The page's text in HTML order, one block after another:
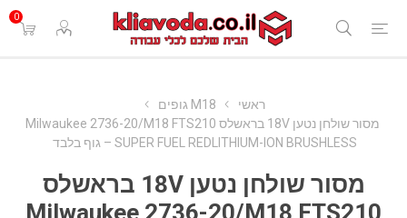
0
ראשי
M18 גופים
מסור שולחן נטען 18V בראשלס Milwaukee 2736-20/M18 FTS210
SUPER FUEL REDLITHIUM-ION BRUSHLESS – גוף בלבד
מסור שולחן נטען 18V בראשלס
Milwaukee 2736-20/M18 FTS210